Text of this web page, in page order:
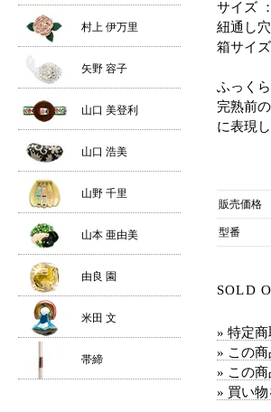
サイズ
紐通し
箱サイ
ふっく
完熟前
に表現
販売価格
型番
SOLD
» 特定
» この
» この
» 買い物
村上 伊万里
矢野 容子
山口 美登利
山口 浩美
山野 千里
山本 亜由美
由良 園
米田 文
帯締